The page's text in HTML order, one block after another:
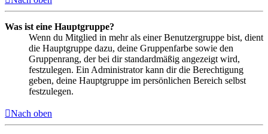
Was ist eine Hauptgruppe?
Wenn du Mitglied in mehr als einer Benutzergruppe bist, dient
die Hauptgruppe dazu, deine Gruppenfarbe sowie den
Gruppenrang, der bei dir standardmäßig angezeigt wird,
festzulegen. Ein Administrator kann dir die Berechtigung
geben, deine Hauptgruppe im persönlichen Bereich selbst
festzulegen.
Nach oben